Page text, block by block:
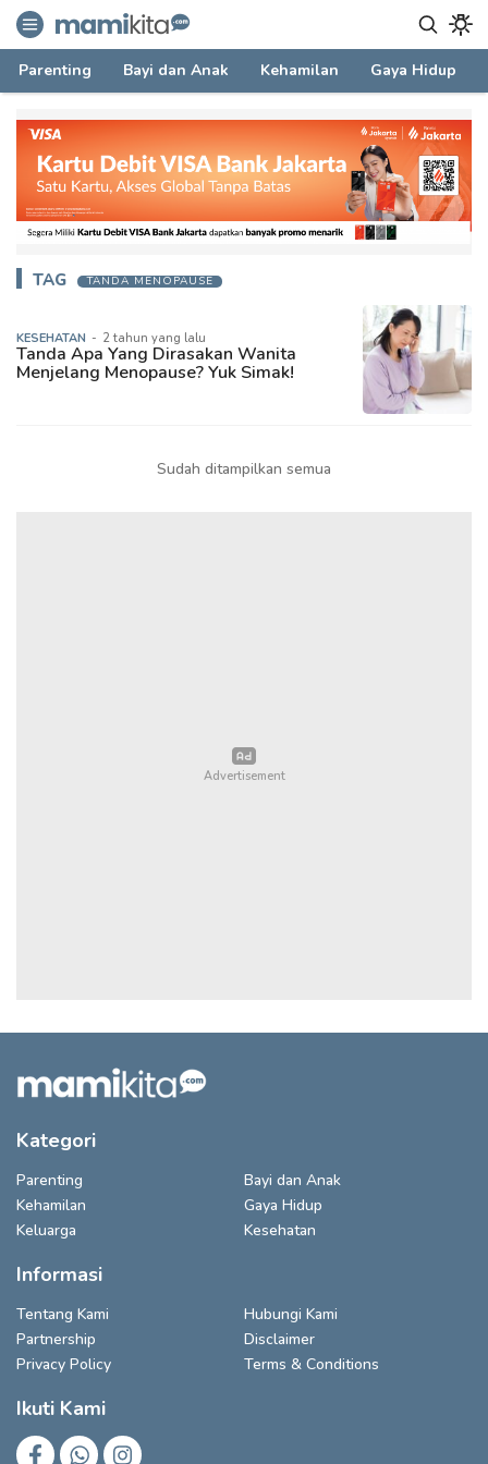
mamikita.com
Informasi Parenting untuk Mami Milenial
Parenting Bayi dan Anak Kehamilan Gaya Hidup
TAG TANDA MENOPAUSE
KESEHATAN - 2 tahun yang lalu
Tanda Apa Yang Dirasakan Wanita
Menjelang Menopause? Yuk Simak!
Sudah ditampilkan semua
Kategori
Parenting
Bayi dan Anak
Kehamilan
Gaya Hidup
Keluarga
Kesehatan
Informasi
Tentang Kami
Hubungi Kami
Partnership
Disclaimer
Privacy Policy
Terms & Conditions
Ikuti Kami